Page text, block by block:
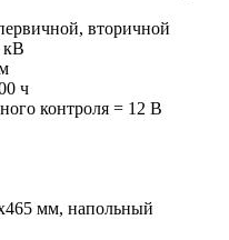
вторичной
кВ
ч
контроля = 12 В
мм, напольный